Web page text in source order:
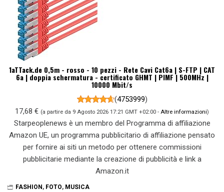
1aTTack.de 0,5m - rosso - 10 pezzi - Rete Cavi Cat6a | S-FTP | CAT
6a | doppia schermatura - certificato GHMT | PIMF | 500MHz |
10000 Mbit/s
(4753999)
17,68 € (a partire da 9 Agosto 2026 17:21 GMT +02:00 - Altre informazioni)
Starpeoplenews è un membro del Programma di affiliazione
Amazon UE, un programma pubblicitario di affiliazione pensato
per fornire ai siti un metodo per ottenere commissioni
pubblicitarie mediante la creazione di pubblicità e link a
Amazon.it
FASHION , FOTO, MUSICA